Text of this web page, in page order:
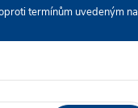
termínům uvedeným